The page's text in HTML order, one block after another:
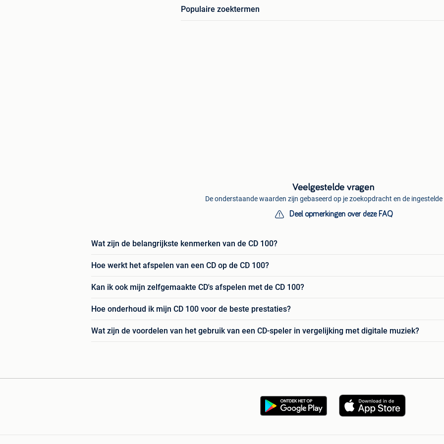
Populaire zoektermen
Veelgestelde vragen
De onderstaande waarden zijn gebaseerd op je zoekopdracht en de
Deel opmerkingen over deze FAQ
Wat zijn de belangrijkste kenmerken van de CD 100?
Hoe werkt het afspelen van een CD op de CD 100?
Kan ik ook mijn zelfgemaakte CD's afspelen met de CD 100?
Hoe onderhoud ik mijn CD 100 voor de beste prestaties?
Wat zijn de voordelen van het gebruik van een CD-speler in vergelijking met digitale muziek?